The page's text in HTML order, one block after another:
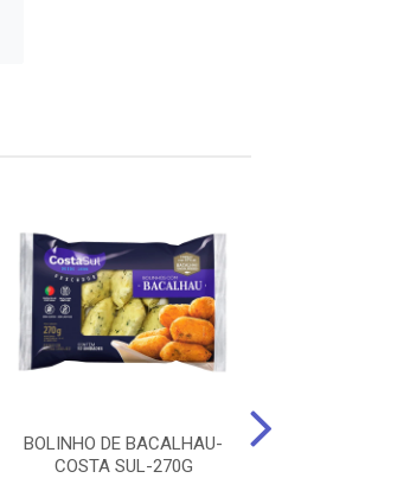
BOLINHO DE BACALHAU-
COSTA SUL-270G